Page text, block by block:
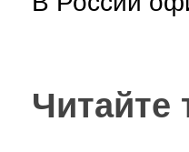
Читайте